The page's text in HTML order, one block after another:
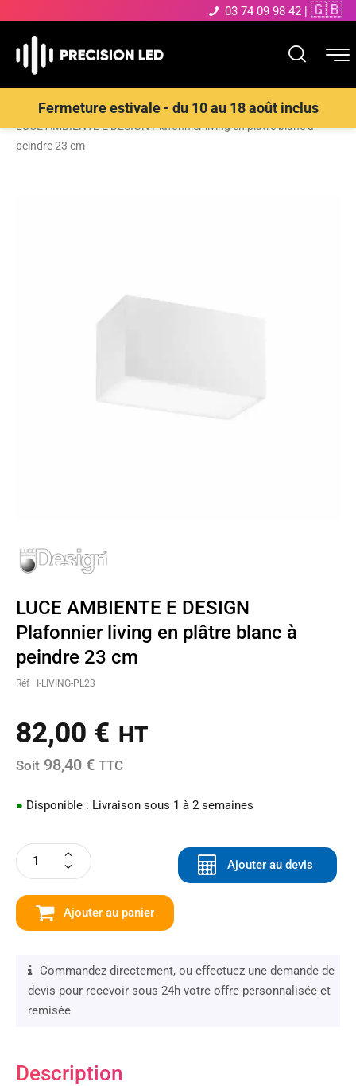
03 74 09 98 42 | 🇬🇧
Fermeture estivale - du 10 au 18 août inclus
Accueil>Boutique>ECLAIRAGE INTERIEUR LED>Plafonnier>
LUCE AMBIENTE E DESIGN Plafonnier living en plâtre blanc à
peindre 23 cm
LUCE AMBIENTE E DESIGN
Plafonnier living en plâtre blanc à
peindre 23 cm
Réf : I-LIVING-PL23
82,00 € HT
Soit 98,40 € TTC
● Disponible : Livraison sous 1 à 2 semaines
Ajouter au panier
Ajouter au devis
Commandez directement, ou effectuez une demande de
devis pour recevoir sous 24h votre offre personnalisée et
remisée
Description